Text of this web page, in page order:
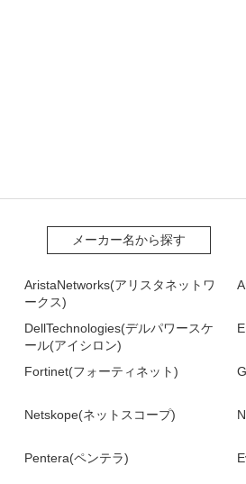
メーカー名から探す
AristaNetworks(アリスタネットワ
ークス)
DellTechnologies(デルパワースケ
ール(アイシロン)
Fortinet(フォーティネット)
Netskope(ネットスコープ)
Pentera(ペンテラ)